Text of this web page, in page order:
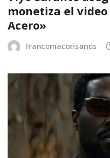
monetiza el video
Acero»
Francomacorisanos